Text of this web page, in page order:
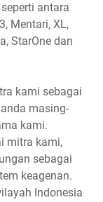
antara
Mentari, XL,
StarOne dan
kami sebagai
masing-
kami.
mitra kami,
sebagai
keagenan.
Indonesia